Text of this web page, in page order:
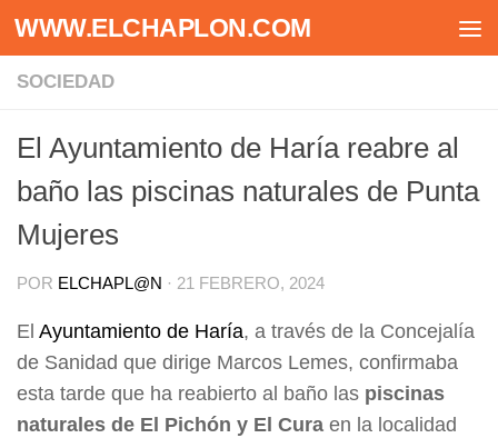
Saltar al contenido
WWW.ELCHAPLON.COM
SOCIEDAD
El Ayuntamiento de Haría reabre al
baño las piscinas naturales de Punta
Mujeres
POR ELCHAPL@N · 21 FEBRERO, 2024
El Ayuntamiento de Haría, a través de la Concejalía
de Sanidad que dirige Marcos Lemes, confirmaba
esta tarde que ha reabierto al baño las piscinas
naturales de El Pichón y El Cura en la localidad